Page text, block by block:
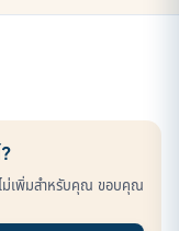
ม่เพิ่มสำหรับคุณ ขอบคุณ